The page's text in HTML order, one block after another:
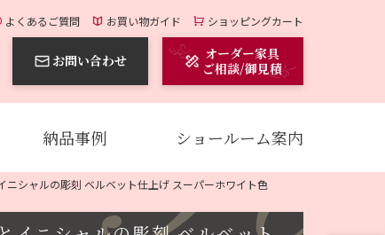
よくあるご質問 お買い物ガイド ショッピングカート
お問い合わせ
オーダー家具
ご相談/御見積
納品事例 ショールーム案内
シャルの彫刻 ベルベット仕上げ スーパーホワイト色